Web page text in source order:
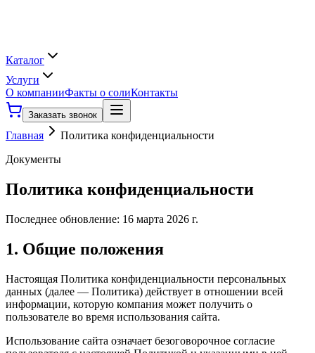
Каталог
Услуги
О компанииФакты о солиКонтакты
Заказать звонок
Главная
Политика конфиденциальности
Документы
Политика конфиденциальности
Последнее обновление: 16 марта 2026 г.
1. Общие положения
Настоящая Политика конфиденциальности персональных
данных (далее — Политика) действует в отношении всей
информации, которую компания может получить о
пользователе во время использования сайта.
Использование сайта означает безоговорочное согласие